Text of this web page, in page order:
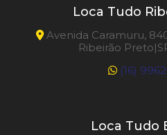
Loca Tudo
Avenida Caramuru,
Ribeirão
(16)
Loca Tudo